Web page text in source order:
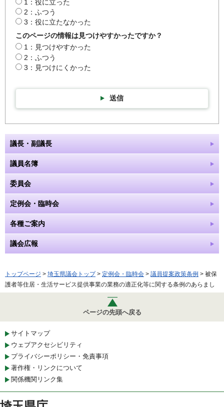
1：役に立った
2：ふつう
3：役に立たなかった
このページの情報は見つけやすかったですか？
1：見つけやすかった
2：ふつう
3：見つけにくかった
送信
議長・副議長
議員名簿
委員会
定例会・臨時会
各種ご案内
議会広報
トップページ > 埼玉県議会トップ> 定例会・臨時会 > 議員提案政策条例 > 被保
護者等住居・生活サービス提供事業の業務の適正化等に関する条例のあらまし
ページの先頭へ戻る
サイトマップ
ウェブアクセシビリティ
プライバシーポリシー・免責事項
著作権・リンクについて
関係機関リンク集